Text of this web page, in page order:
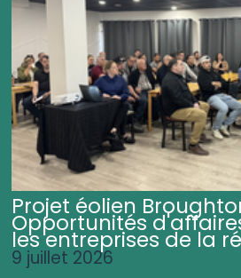
Projet éolien
Opportunités
les entreprises de la
9 juillet 2026